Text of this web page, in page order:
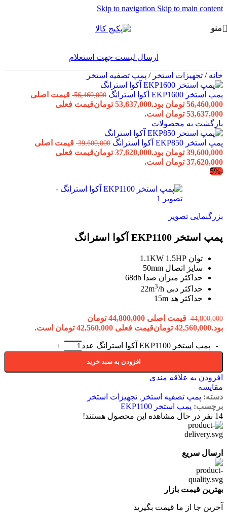
Skip to navigation Skip to main content
منو
ارسال لیست جهت استعلام
خانه/ تجهیزات استخر/ پمپ تصفیه استخر
پمپ استخر EKP1600 آکوا استرانگ 56,460,000 قیمت اصلی
56,460,000 تومان بود.
53,637,000 تومانقیمت فعلی
53,637,000 تومان است.
بازگشت به محصولات
پمپ استخر EKP850 آکوا استرانگ 39,600,000 قیمت اصلی
39,600,000 تومان بود.
37,620,000 تومانقیمت فعلی
37,620,000 تومان است.
-5%
بزرگنمایی تصویر
پمپ استخر EKP1100 آکوا استرانگ
توان 1.1KW 1.5HP
سایز اتصال 50mm
حداکثر میزان صدا 68db
حداکثر دبی 22m
3/h
حداکثر هد 15m
44,800,000
قیمت اصلی 44,800,000 تومان
بود.42,560,000 تومانقیمت فعلی 42,560,000 تومان است.
پمپ استخر EKP1100 آکوا استرانگ عدد
افزودن به سبد خرید
افزودن به علاقه مندی
مقایسه
دسته: پمپ تصفیه استخر , تجهیزات استخر
برچسب: پمپ استخر EKP1100
14 نفر در حال مشاهده این محصول هستند!
ارسال سریع
بهترین قیمت بازار
آخرین جا از ما قیمت بگیرید